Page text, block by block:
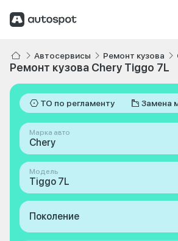
Автосервисы Ремонт кузова
Ремонт кузова Chery Tiggo 7L
ТО по регламенту Замена
Марка авто
Chery
Модель
Tiggo 7L
Поколение